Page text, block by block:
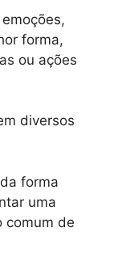
forma,
ou ações
diversos
forma
uma
comum de